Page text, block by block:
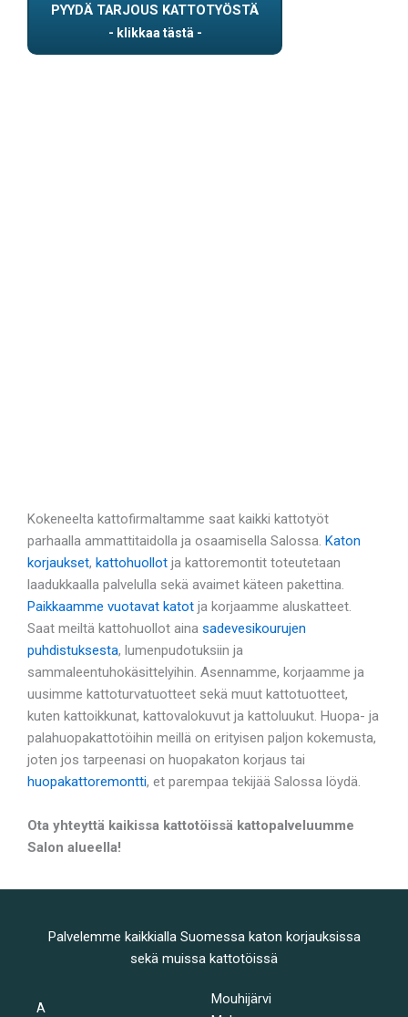
PYYDÄ TARJOUS KATTOTYÖSTÄ
Kokeneelta kattofirmaltamme saat kaikki kattotyöt
parhaalla ammattitaidolla ja osaamisella Salossa. Katon
korjaukset, kattohuollot ja kattoremontit toteutetaan
laadukkaalla palvelulla sekä avaimet käteen pakettina.
Paikkaamme vuotavat katot ja korjaamme aluskatteet.
Saat meiltä kattohuollot aina sadevesikourujen
puhdistuksesta, lumenpudotuksiin ja
sammaleentuhokäsittelyihin. Asennamme, korjaamme ja
uusimme kattoturvatuotteet sekä muut kattotuotteet,
kuten kattoikkunat, kattovalokuvut ja kattoluukut. Huopa- ja
palahuopakattotöihin meillä on erityisen paljon kokemusta,
joten jos tarpeenasi on huopakaton korjaus tai
huopakattoremontti, et parempaa tekijää Salossa löydä.
Ota yhteyttä kaikissa kattotöissä kattopalveluumme
Salon alueella!
Palvelemme kaikkialla Suomessa katon korjauksissa
sekä muissa kattotöissä
A
Mouhijärvi